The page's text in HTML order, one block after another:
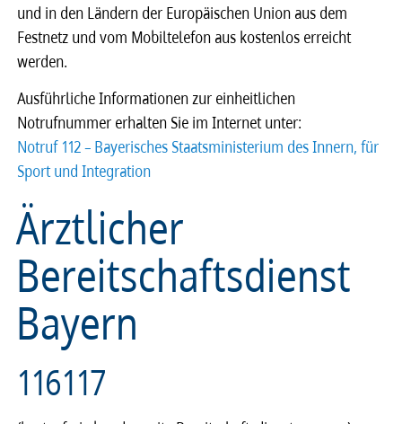
und in den Ländern der Europäischen Union aus dem
Festnetz und vom Mobiltelefon aus kostenlos erreicht
werden.
Ausführliche Informationen zur einheitlichen
Notrufnummer erhalten Sie im Internet unter:
Notruf 112 – Bayerisches Staatsministerium des Innern, für
Sport und Integration
Ärztlicher
Bereitschaftsdienst
Bayern
116117